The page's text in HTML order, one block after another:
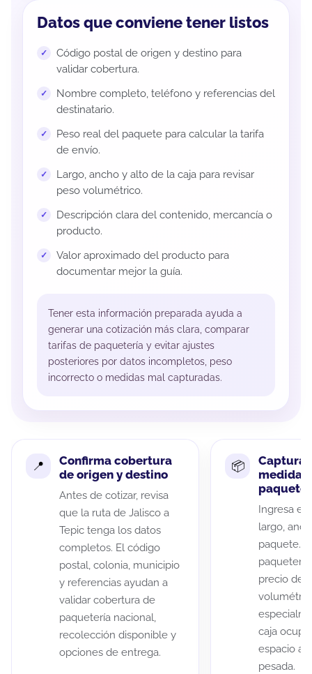
Datos que conviene tener listos
Código postal de origen y destino para
validar cobertura.
Nombre completo, teléfono y referencias del
destinatario.
Peso real del paquete para calcular la tarifa
de envío.
Largo, ancho y alto de la caja para revisar
peso volumétrico.
Descripción clara del contenido, mercancía o
producto.
Valor aproximado del producto para
documentar mejor la guía.
Tener esta información preparada ayuda a
generar una cotización más clara, comparar
tarifas de paquetería y evitar ajustes
posteriores por datos incompletos, peso
incorrecto o medidas mal capturadas.
Confirma cobertura
de origen y destino
Antes de cotizar, revisa
que la ruta de Jalisco a
Tepic tenga los datos
completos. El código
postal, colonia, municipio
y referencias ayudan a
validar cobertura de
paquetería nacional,
recolección disponible y
opciones de entrega.
Captura
medidas
paquete
Ingresa el
largo,
paquete.
precio de
caja
espacio
pesada.